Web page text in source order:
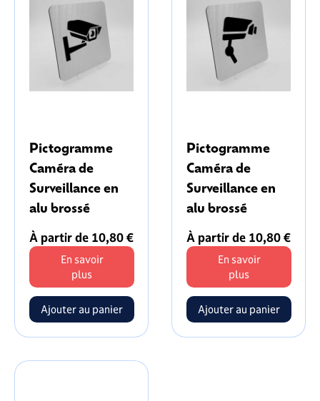
Pictogramme
Caméra de
Surveillance en
alu brossé
À partir de 10,80 €
En savoir
plus
Pictogramme
Caméra de
Surveillance en
alu brossé
À partir de 10,80 €
En savoir
plus